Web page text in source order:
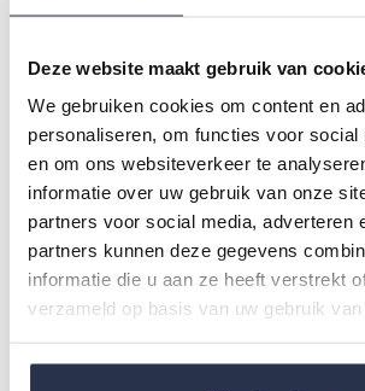
Deze website maakt gebruik van
We gebruiken cookies om content en
personaliseren, om functies voor social
en om ons websiteverkeer te
informatie over uw gebruik van onze
partners voor social media, adverteren
partners kunnen deze gegevens
informatie die u aan ze heeft verstrekt
verzameld op basis van uw gebruik
Transparante barrière
creme (120g)